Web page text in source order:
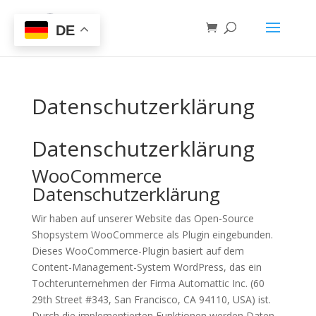
Datenschutzerklärung
Datenschutzerklärung
WooCommerce
Datenschutzerklärung
Wir haben auf unserer Website das Open-Source
Shopsystem WooCommerce als Plugin eingebunden.
Dieses WooCommerce-Plugin basiert auf dem
Content-Management-System WordPress, das ein
Tochterunternehmen der Firma Automattic Inc. (60
29th Street #343, San Francisco, CA 94110, USA) ist.
DE